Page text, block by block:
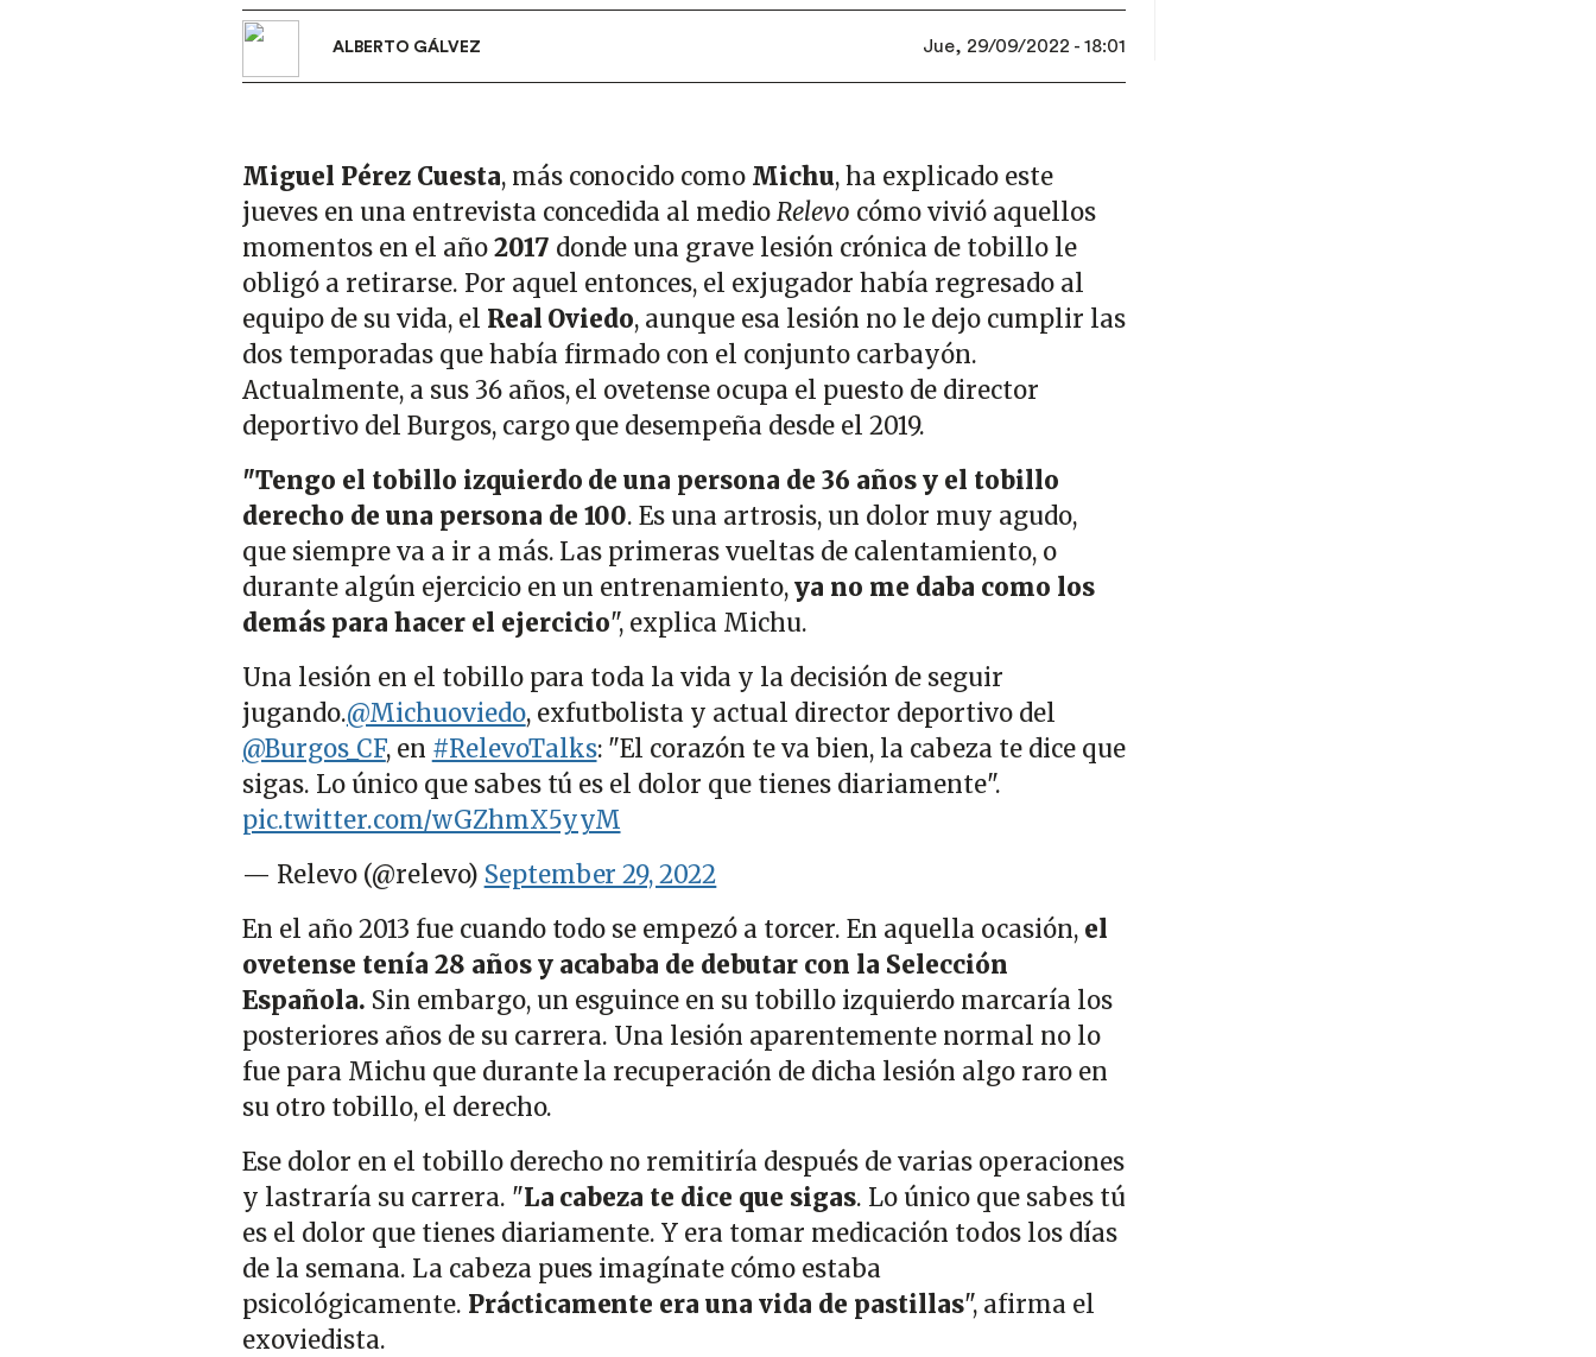
ALBERTO GÁLVEZ Jue, 29/09/2022 - 18:01
Miguel Pérez Cuesta, más conocido como Michu, ha explicado este
jueves en una entrevista concedida al medioRelevo cómo vivió aquellos
momentos en el año2017 donde una grave lesión crónica de tobillo le
obligó a retirarse. Por aquel entonces, el exjugador había regresado al
equipo de su vida, el Real Oviedo, aunque esa lesión no le dejo cumplir las
dos temporadas que había firmado con el conjunto carbayón.
Actualmente, a sus 36 años, el ovetense ocupa el puesto de director
deportivo del Burgos, cargo que desempeña desde el 2019.
"Tengo el tobillo izquierdo de una persona de 36 años y el tobillo
derecho de una persona de 100. Es una artrosis, un dolor muy agudo,
que siempre va a ir a más. Las primeras vueltas de calentamiento, o
durante algún ejercicio en un entrenamiento,ya no me daba como los
demás para hacer el ejercicio", explica Michu.
Una lesión en el tobillo para toda la vida y la decisión de seguir
jugando.@Michuoviedo, exfutbolista y actual director deportivo del
@Burgos_CF, en #RelevoTalks: "El corazón te va bien, la cabeza te dice que
sigas. Lo único que sabes tú es el dolor que tienes diariamente".
pic.twitter.com/wGZhmX5yyM
— Relevo (@relevo) September 29, 2022
En el año 2013 fue cuando todo se empezó a torcer. En aquella ocasión,el
ovetense tenía 28 años y acababa de debutar con la Selección
Española. Sin embargo, un esguince en su tobillo izquierdo marcaría los
posteriores años de su carrera. Una lesión aparentemente normal no lo
fue para Michu que durante la recuperación de dicha lesión algo raro en
su otro tobillo, el derecho.
Ese dolor en el tobillo derecho no remitiría después de varias operaciones
y lastraría su carrera. "La cabeza te dice que sigas. Lo único que sabes tú
es el dolor que tienes diariamente. Y era tomar medicación todos los días
de la semana. La cabeza pues imagínate cómo estaba
psicológicamente. Prácticamente era una vida de pastillas", afirma el
exoviedista.